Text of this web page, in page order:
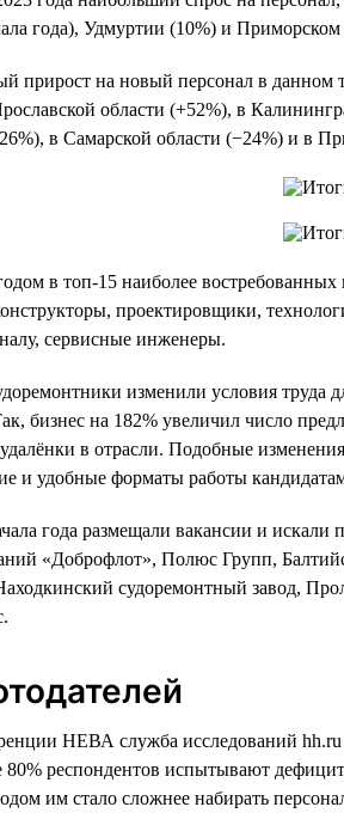
года), Удмуртии (10%) и Приморском
прирост на новый персонал в данном
области (+52%), в
в Самарской области (−24%) и в
в топ-15 наиболее
проектировщики,
сервисные инженеры.
изменили условия
бизнес на 182% увеличил число
в отрасли. Подобные
и удобные форматы работы
года размещали вакансии и
«Доброфлот», Полюс Групп,
судоремонтный завод,
НЕВА служба исследований hh.ru
80% респондентов испытывают
им стало сложнее набирать